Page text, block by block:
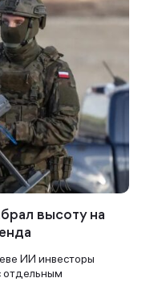
высоту на
ИИ инвесторы
отдельным